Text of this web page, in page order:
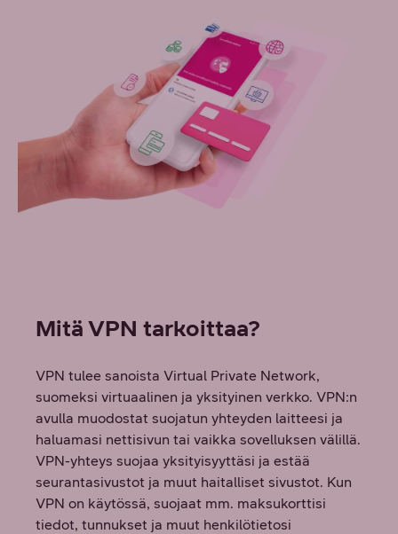
Mitä VPN tarkoittaa?
VPN tulee sanoista Virtual Private Network,
suomeksi virtuaalinen ja yksityinen verkko. VPN:n
avulla muodostat suojatun yhteyden laitteesi ja
haluamasi nettisivun tai vaikka sovelluksen välillä.
VPN-yhteys suojaa yksityisyyttäsi ja estää
seurantasivustot ja muut haitalliset sivustot. Kun
VPN on käytössä, suojaat mm. maksukorttisi
tiedot, tunnukset ja muut henkilötietosi